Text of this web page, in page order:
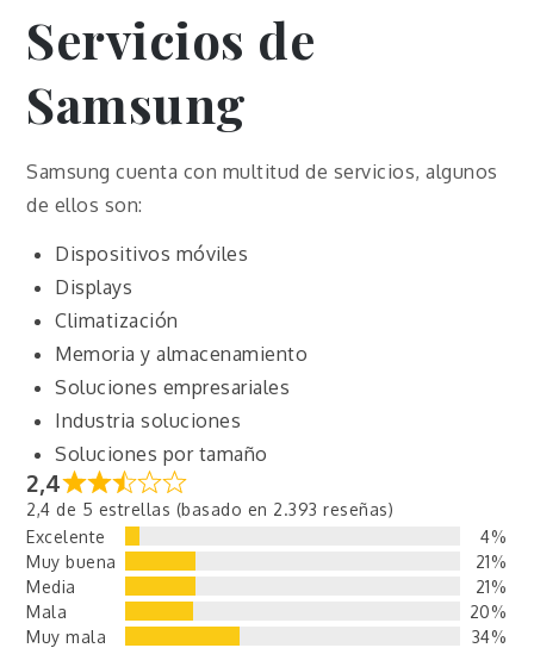
Servicios de
Samsung
Samsung cuenta con multitud de servicios, algunos
de ellos son:
Dispositivos móviles
Displays
Climatización
Memoria y almacenamiento
Soluciones empresariales
Industria soluciones
Soluciones por tamaño
2,4
2,4 de 5 estrellas (basado en 2.393 reseñas)
Excelente
4%
Muy buena
21%
Media
21%
Mala
20%
Muy mala
34%